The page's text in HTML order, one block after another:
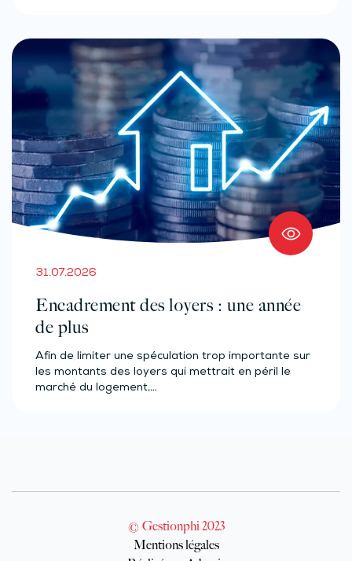
31.07.2026
Encadrement des loyers : une année
de plus
Afin de limiter une spéculation trop importante sur
les montants des loyers qui mettrait en péril le
marché du logement,…
© Gestionphi 2023
Mentions légales